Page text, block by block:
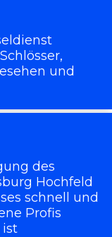
und
des
Hochfeld
schnell und
Profis
ist